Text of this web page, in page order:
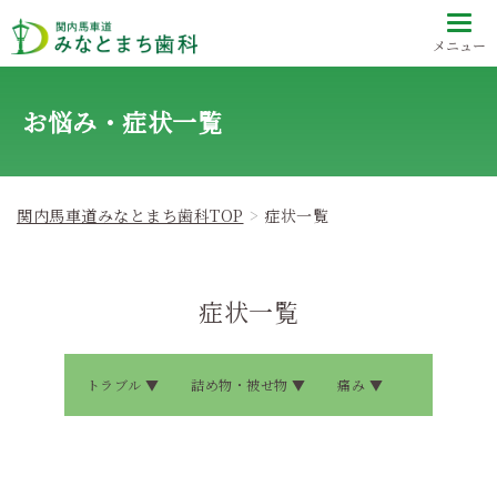
メニュー
お悩み・症状一覧
関内馬車道みなとまち歯科TOP 症状一覧
症状一覧
トラブル 詰め物・被せ物 痛み